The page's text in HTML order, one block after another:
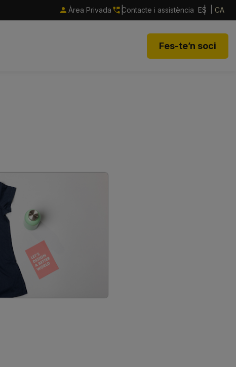
Àrea Privada Contacte i assistència ES CA
Fes-te’n soci